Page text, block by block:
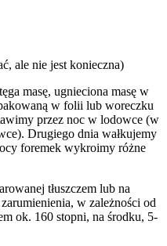
ale nie jest konieczna)
masę, ugnieciona masę w
w folii lub woreczku
przez noc w lodowce (w
Drugiego dnia wałkujemy
foremek wykroimy różne
tłuszczem lub na
w zależności od
ok. 160 stopni, na środku, 5-